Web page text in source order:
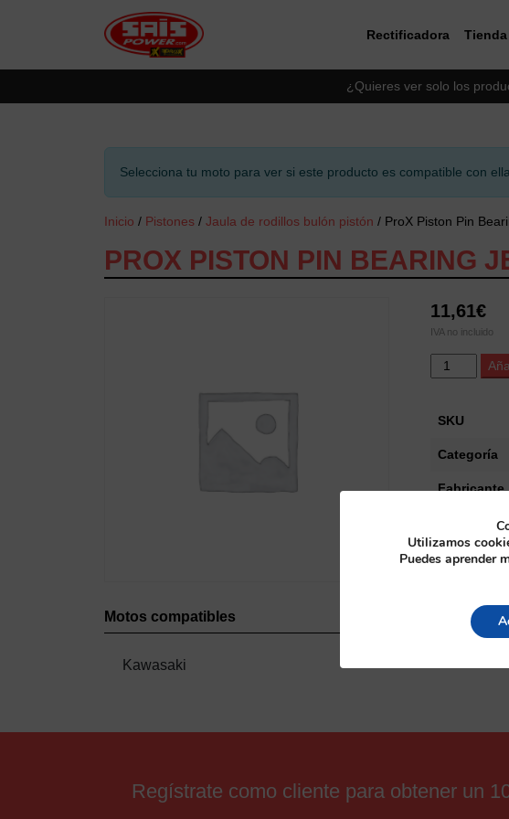
Rectificadora Tienda
¿Quieres ver solo los
Selecciona tu moto para ver si este producto es compatible con
Inicio / Pistones / Jaula de rodillos bulón pistón / ProX Piston Pin
PROX PISTON PIN BEARING
11,61€
IVA no incluido
ProX
Piston
Bearing
Ski
cantidad
SKU
Categoría
Fabricante
Motos compatibles
Kawasaki
Regístrate como cliente para obtener un
Utilizamos
Puedes aprender